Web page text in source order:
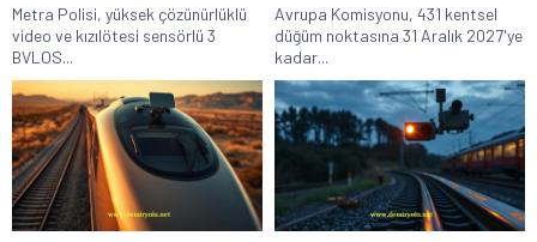
Metra Polisi, yüksek çözünürlüklü
video ve kızılötesi sensörlü 3
BVLOS...
Avrupa Komisyonu, 431 kentsel
düğüm noktasına 31 Aralık 2027'ye
kadar...